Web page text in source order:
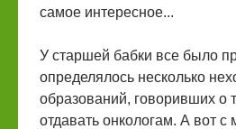
самое интересное...
У старшей бабки все было
определялось несколько
образований, говоривших о
отдавать онкологам. А вот